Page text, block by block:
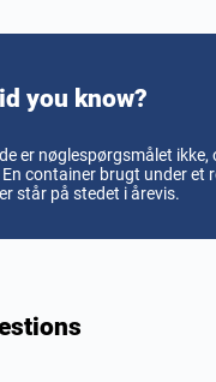
you know?
er nøglespørgsmålet
container brugt under et
står på stedet i årevis.